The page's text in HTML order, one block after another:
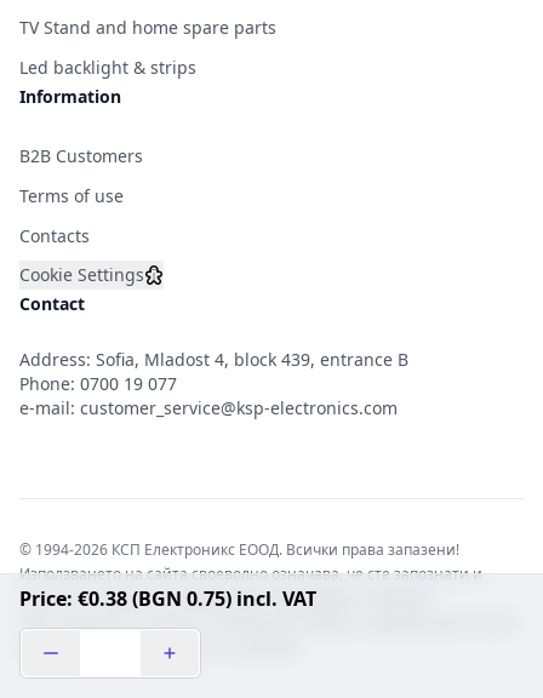
Price: €0.38 (BGN 0.75) incl. VAT
TV Stand and home spare parts
Led backlight & strips
Information
B2B Customers
Terms of use
Contacts
Cookie Settings
Contact
Address: Sofia, Mladost 4, block 439, entrance B
Phone: 0700 19 077
e-mail: customer_service@ksp-electronics.com
© 1994-2026 КСП Електроникс ЕООД. Всички права запазени!
Използването на сайта своеволно означава, че сте запознати и
съгласни с правната информация обвързваща софтуера.
отговорност с цялата сила на закона!b